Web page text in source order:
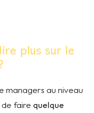
plus sur le
managers au niveau
faire quelque